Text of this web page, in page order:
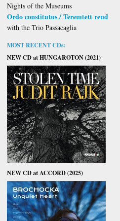
Nights of the Museums
Ordo constitutus / Teremtett rend
with the Trio Passacaglia
MOST RECENT CDs:
NEW CD at HUNGAROTON (2021)
NEW CD at ACCORD (2025)